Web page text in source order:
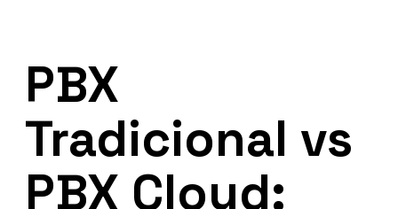
PBX
Tradicional vs
PBX Cloud: